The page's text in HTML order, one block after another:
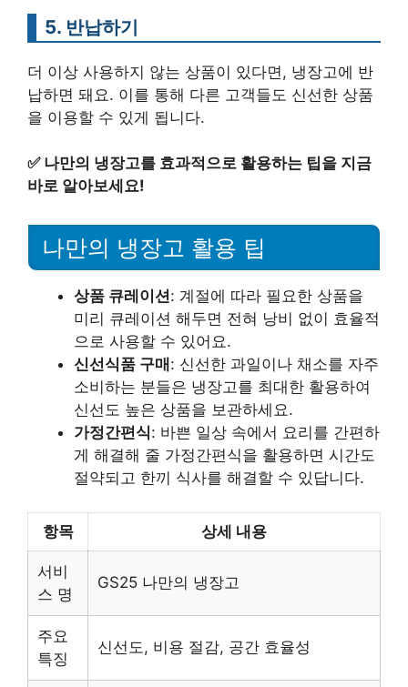
5. 반납하기
더 이상 사용하지 않는 상품이 있다면, 냉장고에 반
납하면 돼요. 이를 통해 다른 고객들도 신선한 상품
을 이용할 수 있게 됩니다.
✅ 나만의 냉장고를 효과적으로 활용하는 팁을 지금
바로 알아보세요!
나만의 냉장고 활용 팁
상품 큐레이션: 계절에 따라 필요한 상품을
미리 큐레이션 해두면 전혀 낭비 없이 효율적
으로 사용할 수 있어요.
신선식품 구매: 신선한 과일이나 채소를 자주
소비하는 분들은 냉장고를 최대한 활용하여
신선도 높은 상품을 보관하세요.
가정간편식: 바쁜 일상 속에서 요리를 간편하
게 해결해 줄 가정간편식을 활용하면 시간도
절약되고 한끼 식사를 해결할 수 있답니다.
항목 상세 내용
서비
스 명
GS25 나만의 냉장고
주요
특징
신선도, 비용 절감, 공간 효율성